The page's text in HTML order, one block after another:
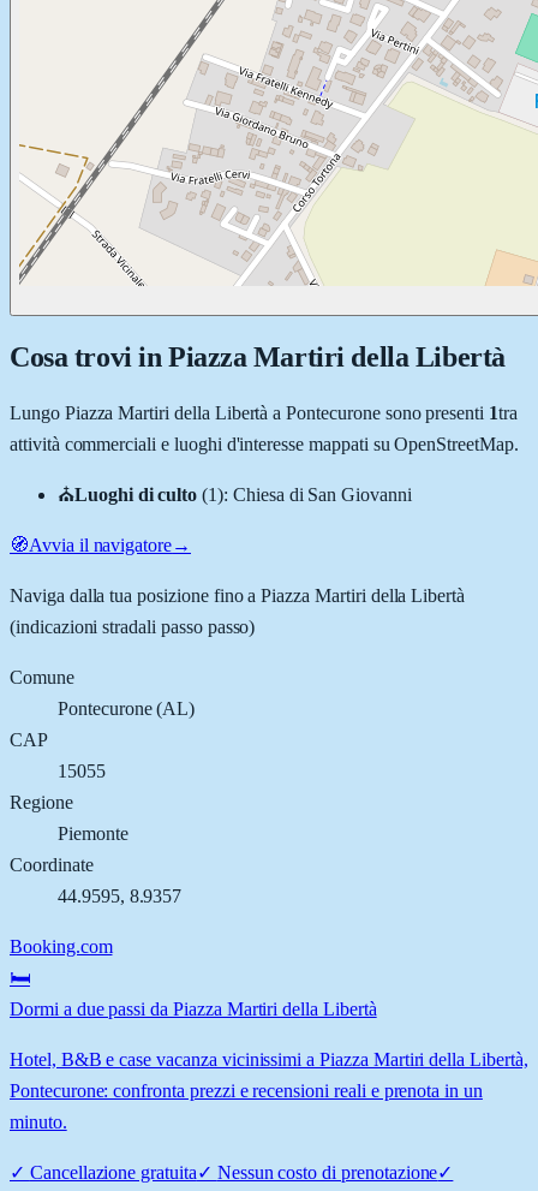
Cosa trovi in Piazza Martiri della Libertà
Lungo Piazza Martiri della Libertà aPontecuronesono presenti 1tra
attività commerciali e luoghi d'interesse mappati su OpenStreetMap.
⛪Luoghi di culto (1): Chiesa di San Giovanni
🧭Avvia il navigatore→
Naviga dalla tua posizione fino aPiazza Martiri della Libertà
(indicazioni stradali passo passo)
Comune
Pontecurone(AL)
CAP
15055
Regione
Piemonte
Coordinate
44.9595, 8.9357
Booking.com
🛏️
Dormi a due passi da Piazza Martiri della Libertà
Hotel, B&B e case vacanza vicinissimi a Piazza Martiri della Libertà,
Pontecurone: confronta prezzi e recensioni reali e prenota in un
minuto.
✓ Cancellazione gratuita✓ Nessun costo di prenotazione✓